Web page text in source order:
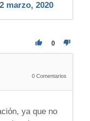
2 marzo, 2020
0
0 Comentarios
ya que no